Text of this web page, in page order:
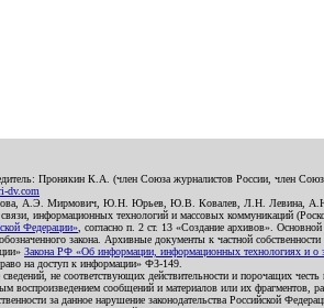
Пронякин К.А. (член Союза журналистов России, член
dv.com
А.Э. Мирмович, Ю.Н. Юрьев, Ю.В. Ковалев, Л.Н.
информационных технологий и массовых коммуникаций
Федерации» , согласно п. 2 ст. 13 «Создание архивов».
закона. Архивные документы к частной собственности
Закона РФ «Об информации, информационных технологиях и
на доступ к информации» ФЗ-149.
не соответствующих действительности и порочащих
сообщений и материалов или их фрагментов,
за данное нарушение законодательства Российской